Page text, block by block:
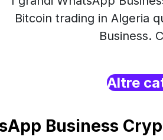
Bitcoin trading in Algeria
Business.
Altre
Business